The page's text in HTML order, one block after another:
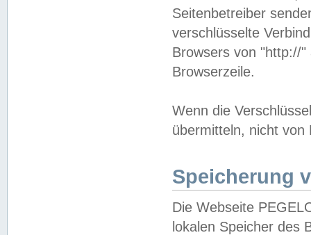
Seitenbetreiber
verschlüsselte
Browsers von "http://
Browserzeile.
Wenn die
übermitteln, nicht von
Speicherung
Die Webseite
lokalen Speicher des